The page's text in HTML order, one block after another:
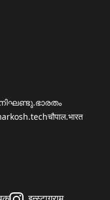
चौपाल.भारत